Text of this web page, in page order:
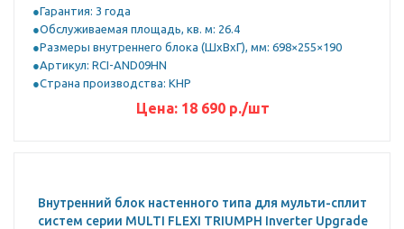
Гарантия: 3 года
Обслуживаемая площадь, кв. м: 26.4
Размеры внутреннего блока (ШхВхГ), мм: 698×255×190
Артикул: RCI-AND09HN
Страна производства: КНР
Цена: 18 690р./шт
Внутренний блок настенного типа для мульти-сплит
систем серии MULTI FLEXI TRIUMPH Inverter Upgrade